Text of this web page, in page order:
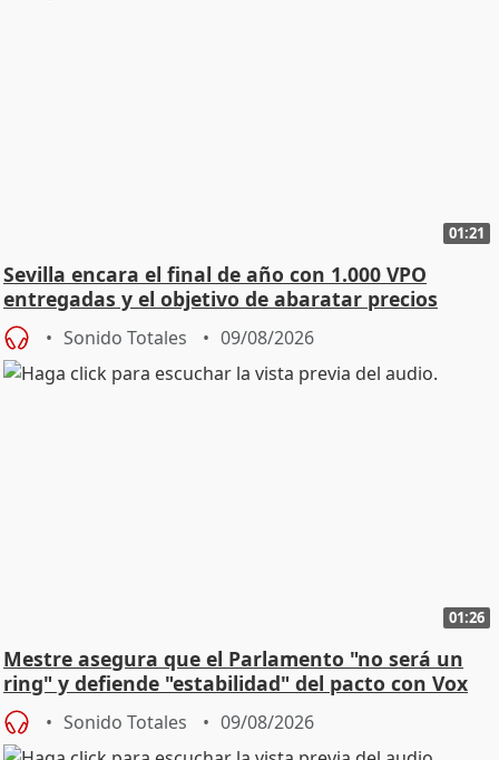
01:21
Sevilla encara el final de año con 1.000 VPO
entregadas y el objetivo de abaratar precios
Sonido Totales 09/08/2026
01:26
Mestre asegura que el Parlamento "no será un
ring" y defiende "estabilidad" del pacto con Vox
Sonido Totales 09/08/2026